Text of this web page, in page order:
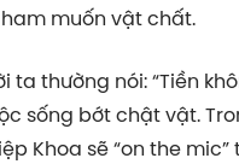
muốn vật chất.
thường nói: “Tiền
sống bớt chật vật.
Khoa sẽ “on the mic”